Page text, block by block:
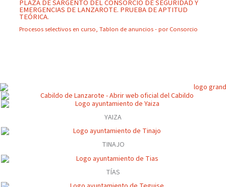
PLAZA DE SARGENTO DEL CONSORCIO DE SEGURIDAD Y
EMERGENCIAS DE LANZAROTE. PRUEBA DE APTITUD
TEÓRICA.
Procesos selectivos en curso, Tablon de anuncios- por Consorcio
YAIZA
TINAJO
TÍAS